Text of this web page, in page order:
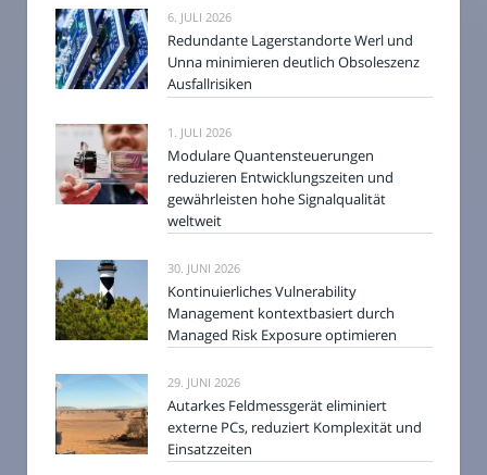
6. JULI 2026
Redundante Lagerstandorte Werl und
Unna minimieren deutlich Obsoleszenz
Ausfallrisiken
1. JULI 2026
Modulare Quantensteuerungen
reduzieren Entwicklungszeiten und
gewährleisten hohe Signalqualität
weltweit
30. JUNI 2026
Kontinuierliches Vulnerability
Management kontextbasiert durch
Managed Risk Exposure optimieren
29. JUNI 2026
Autarkes Feldmessgerät eliminiert
externe PCs, reduziert Komplexität und
Einsatzzeiten